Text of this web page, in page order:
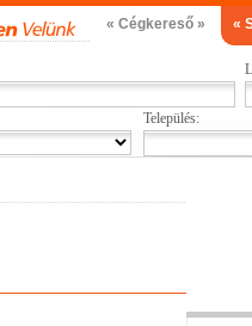
« Cégkereső » «
Település: